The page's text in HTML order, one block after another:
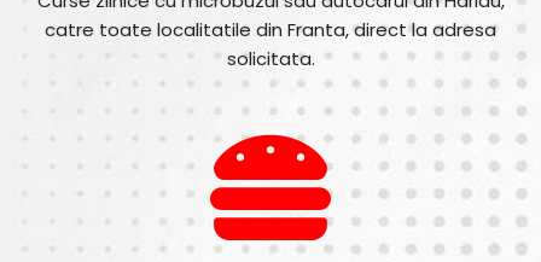
catre toate localitatile din Franta, direct la adresa
solicitata.